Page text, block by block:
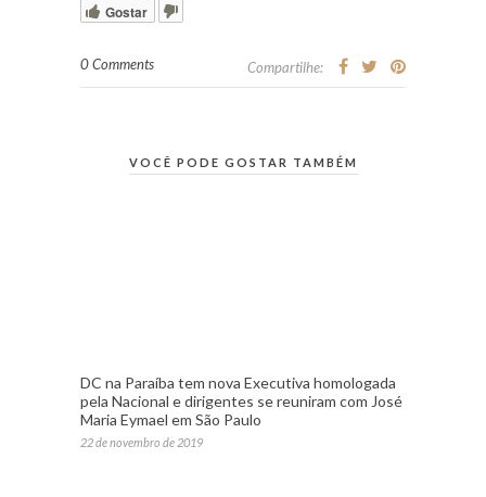
Gostar
0 Comments Compartilhe:
VOCÊ PODE GOSTAR TAMBÉM
DC na Paraíba tem nova Executiva homologada
pela Nacional e dirigentes se reuniram com José
Maria Eymael em São Paulo
22 de novembro de 2019